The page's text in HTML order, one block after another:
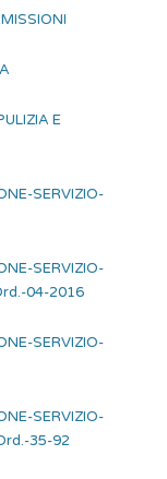
E
SERVIZIO-
SERVIZIO-
04-2016
SERVIZIO-
SERVIZIO-
35-92